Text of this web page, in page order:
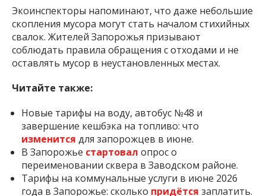
Экоинспекторы напоминают, что даже небольшие
скопления мусора могут стать началом стихийных
свалок. Жителей Запорожья призывают
соблюдать правила обращения с отходами и не
оставлять мусор в неустановленных местах.
Читайте также:
Новые тарифы на воду, автобус №48 и
завершение кешбэка на топливо: что
изменится для запорожцев в июне.
В Запорожье стартовал опрос о
переименовании сквера в Заводском районе.
Тарифы на коммунальные услуги в июне 2026
года в Запорожье: сколько придётся заплатить.